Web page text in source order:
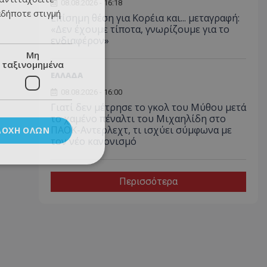
08.08.2026 - 16:18
Επίσημη θέση για Κορέια και... μεταγραφή:
«Δεν έχουμε τίποτα, γνωρίζουμε για το
ενδιαφέρον»
08.08.2026 - 16:00
Γιατί δεν μέτρησε το γκολ του Μύθου μετά
το χαμένο πέναλτι του Μιχαηλίδη στο
ΠΑΟΚ-Αντερλεχτ, τι ισχύει σύμφωνα με
τον νέο κανονισμό
Περισσότερα
στιγμή
Μη
ταξινομημένα
ΌΛΩΝ